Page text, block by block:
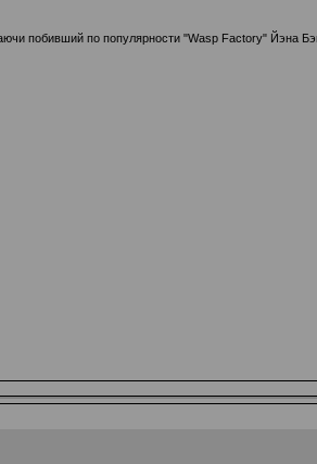
побивший по популярности "Wasp Factory" Йэна